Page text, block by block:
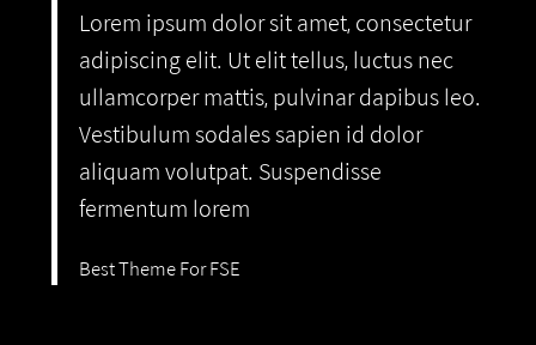
Lorem ipsum dolor sit amet, consectetur
adipiscing elit. Ut elit tellus, luctus nec
ullamcorper mattis, pulvinar dapibus leo.
Vestibulum sodales sapien id dolor
aliquam volutpat. Suspendisse
fermentum lorem
Best Theme For FSE